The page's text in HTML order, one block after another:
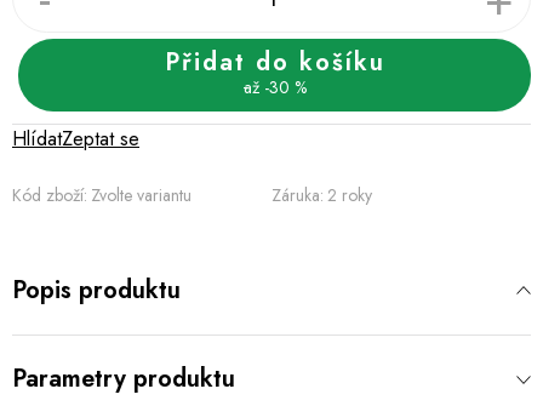
Přidat do košíku
až -30 %
Kód zboží: Zvolte variantu Záruka: 2 roky
Zeptat se
Hlídat
Popis produktu
Parametry produktu